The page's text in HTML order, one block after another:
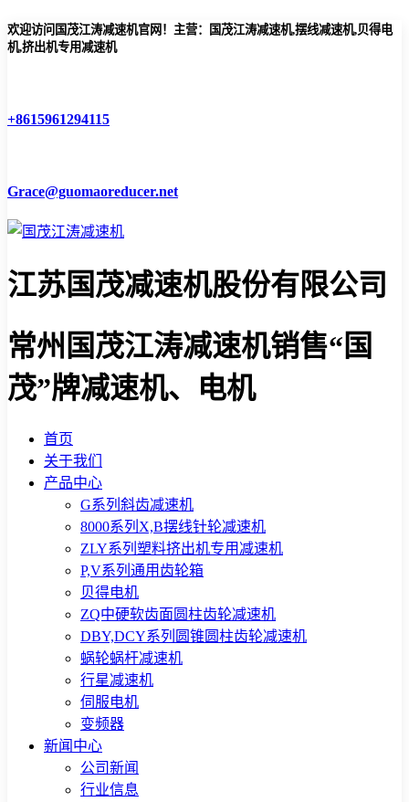
欢迎访问国茂江涛减速机官网！主营：国茂江涛减速机,摆线减速机,贝得电
机,挤出机专用减速机
+8615961294115
Grace@guomaoreducer.net
江苏国茂减速机股份有限公司
常州国茂江涛减速机销售“国
茂”牌减速机、电机
首页
关于我们
产品中心
G系列斜齿减速机
8000系列X,B摆线针轮减速机
ZLY系列塑料挤出机专用减速机
P,V系列通用齿轮箱
贝得电机
ZQ中硬软齿面圆柱齿轮减速机
DBY,DCY系列圆锥圆柱齿轮减速机
蜗轮蜗杆减速机
行星减速机
伺服电机
变频器
新闻中心
公司新闻
行业信息